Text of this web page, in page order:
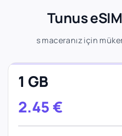
Tunus
s maceranız için
1 GB
2.45€